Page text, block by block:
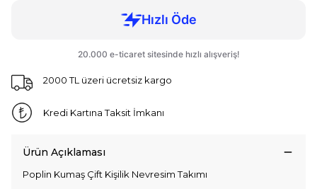
2000 TL üzeri ücretsiz kargo
Kredi Kartına Taksit İmkanı
Ürün Açıklaması
Poplin Kumaş Çift Kişilik Nevresim Takımı